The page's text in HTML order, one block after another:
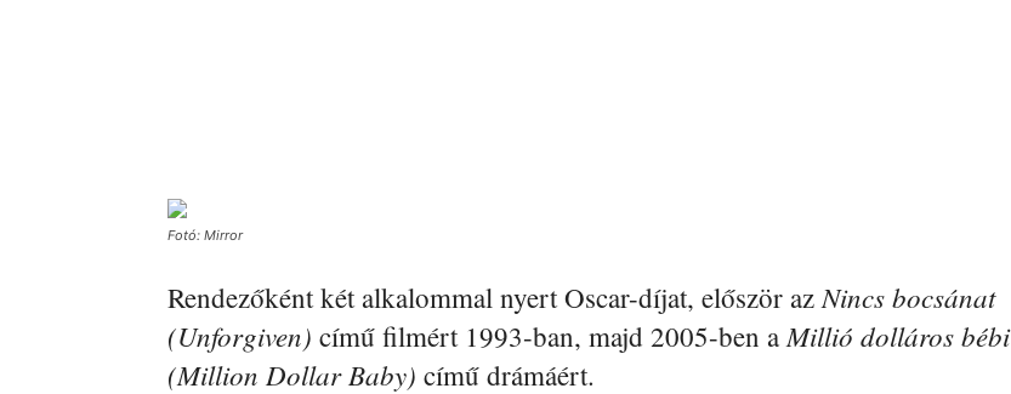
Fotó: Mirror
Rendezőként két alkalommal nyert Oscar-díjat, először az Nincs bocsánat
(Unforgiven) című filmért 1993-ban, majd 2005-ben a Millió dolláros bébi
(Million Dollar Baby) című drámáért.